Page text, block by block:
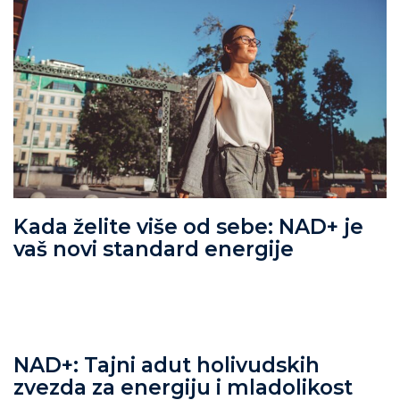
Kada želite više od sebe: NAD+ je
vaš novi standard energije
NAD+: Tajni adut holivudskih
zvezda za energiju i mladolikost